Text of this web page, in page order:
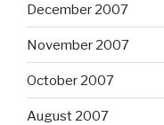
December 2007
November 2007
October 2007
August 2007